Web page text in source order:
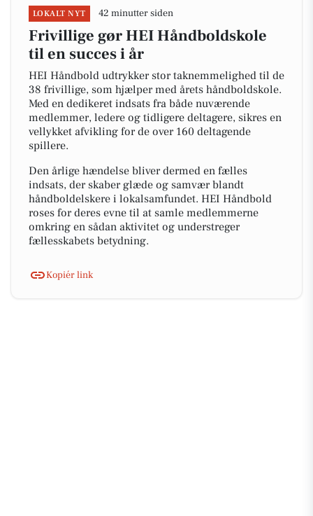
LOKALT NYT 42 minutter siden
Frivillige gør HEI Håndboldskole
til en succes i år
HEI Håndbold udtrykker stor taknemmelighed til de
38 frivillige, som hjælper med årets håndboldskole.
Med en dedikeret indsats fra både nuværende
medlemmer, ledere og tidligere deltagere, sikres en
vellykket afvikling for de over 160 deltagende
spillere.
Den årlige hændelse bliver dermed en fælles
indsats, der skaber glæde og samvær blandt
håndboldelskere i lokalsamfundet. HEI Håndbold
roses for deres evne til at samle medlemmerne
omkring en sådan aktivitet og understreger
fællesskabets betydning.
Kopiér link